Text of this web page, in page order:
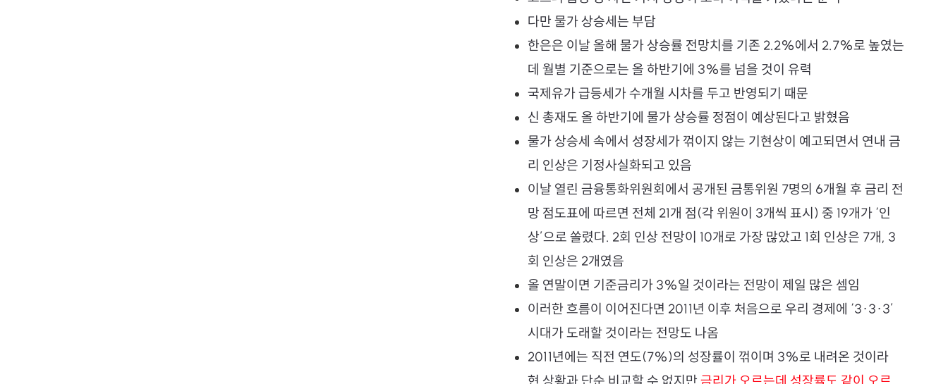
다만 물가 상승세는 부담
한은은 이날 올해 물가 상승률 전망치를 기존 2.2%에서 2.7%로 높였는
데 월별 기준으로는 올 하반기에 3%를 넘을 것이 유력
국제유가 급등세가 수개월 시차를 두고 반영되기 때문
신 총재도 올 하반기에 물가 상승률 정점이 예상된다고 밝혔음
물가 상승세 속에서 성장세가 꺾이지 않는 기현상이 예고되면서 연내 금
리 인상은 기정사실화되고 있음
이날 열린 금융통화위원회에서 공개된 금통위원 7명의 6개월 후 금리 전
망 점도표에 따르면 전체 21개 점(각 위원이 3개씩 표시) 중 19개가 ‘인
상’으로 쏠렸다. 2회 인상 전망이 10개로 가장 많았고 1회 인상은 7개, 3
회 인상은 2개였음
올 연말이면 기준금리가 3%일 것이라는 전망이 제일 많은 셈임
이러한 흐름이 이어진다면 2011년 이후 처음으로 우리 경제에 ‘3·3·3’
시대가 도래할 것이라는 전망도 나옴
2011년에는 직전 연도(7%)의 성장률이 꺾이며 3%로 내려온 것이라